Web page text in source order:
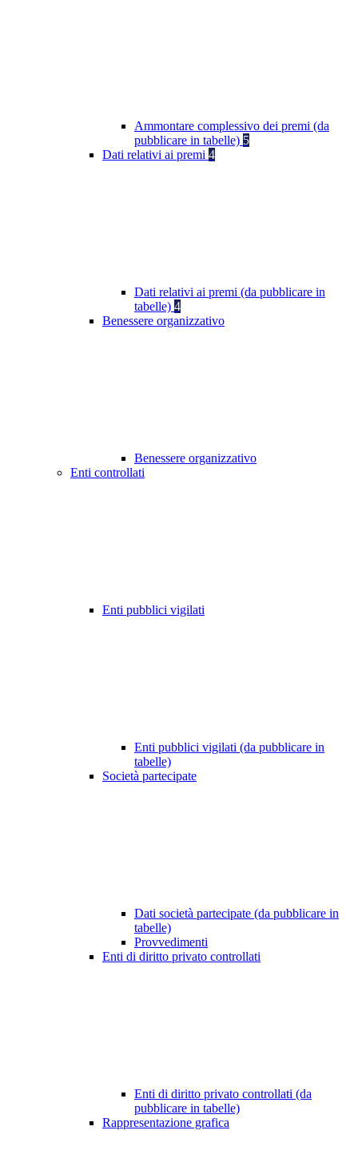
Ammontare complessivo dei premi (da
pubblicare in tabelle) 5
Dati relativi ai premi 4
Dati relativi ai premi (da pubblicare in
tabelle) 4
Benessere organizzativo
Benessere organizzativo
Enti controllati
Enti pubblici vigilati
Enti pubblici vigilati (da pubblicare in
tabelle)
Società partecipate
Dati società partecipate (da pubblicare in
tabelle)
Provvedimenti
Enti di diritto privato controllati
Enti di diritto privato controllati (da
pubblicare in tabelle)
Rappresentazione grafica